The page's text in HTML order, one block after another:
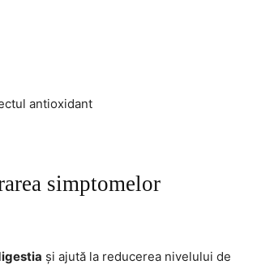
antioxidant
simptomelor
și ajută la reducerea nivelului de